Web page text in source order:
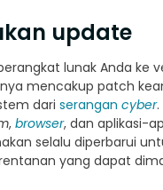
update
lunak Anda ke
mencakup patch
dari serangan cyber
, browser, dan aplikasi-
selalu diperbarui
yang dapat